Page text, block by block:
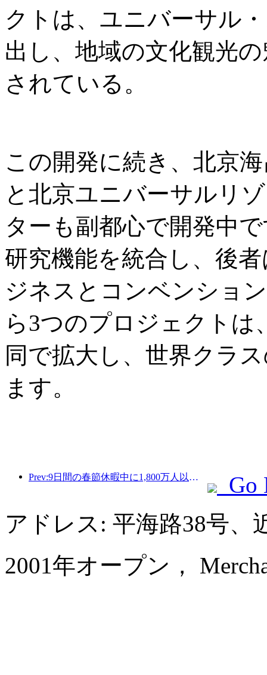
クトは、ユニバーサル
出し、地域の文化観光
されている。
この開発に続き、北京
と北京ユニバーサルリ
ターも副都心で開発中
研究機能を統合し、後
ジネスとコンベンショ
ら3つのプロジェクトは
同で拡大し、世界クラ
ます。
Prev:9日間の春節休暇中に1,800万人以上が国内外を旅行すると予想されている。
Go
アドレス: 平海路38号、
2001年オープン，